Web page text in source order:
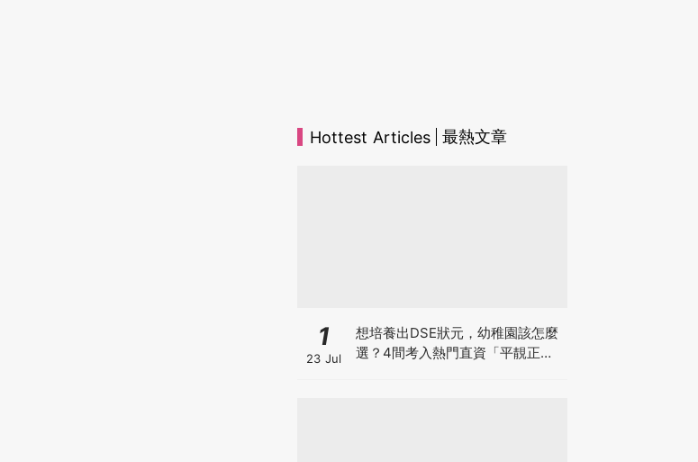
Hottest Articles 最熱文章
1
23 Jul
想培養出DSE狀元，幼稚園該怎麼
選？4間考入熱門直資「平靚正」